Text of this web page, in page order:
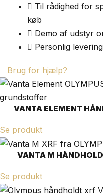
Til rådighed for
køb
Demo af udstyr
Personlig
Brug for hjælp?
VANTA ELEMENT
Se produkt
VANTA M
Se produkt